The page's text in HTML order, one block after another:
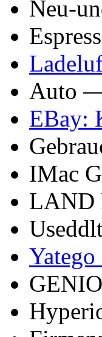
Neu-
Auto —
EBay:
IMac
LAND